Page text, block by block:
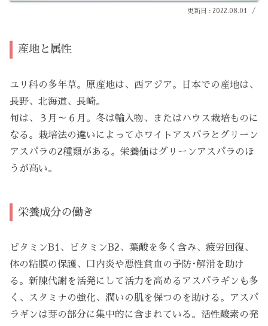
2022.08.01
産地と属性
ユリ科の多年草。原産地は、西アジア。日本での産地は、
長野、北海道、長崎。
旬は、３月～６月。冬は輸入物、またはハウス栽培ものに
なる。栽培法の違いによってホワイトアスパラとグリーン
アスパラの2種類がある。栄養価はグリーンアスパラのほ
うが高い。
栄養成分の働き
ビタミンB1、ビタミンB2、葉酸を多く含み、疲労回復、
体の粘膜の保護、口内炎や悪性貧血の予防･解消を助け
る。新陳代謝を活発にして活力を高めるアスパラギンも多
く、スタミナの強化、潤いの肌を保つのを助ける。アスパ
ラギンは芽の部分に集中的に含まれている。活性酸素の発